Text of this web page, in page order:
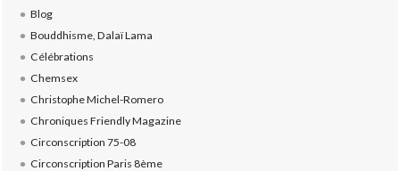
Blog
Bouddhisme, Dalaï Lama
Célébrations
Chemsex
Christophe Michel-Romero
Chroniques Friendly Magazine
Circonscription 75-08
Circonscription Paris 8ème